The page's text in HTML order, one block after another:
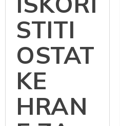
STITI
OSTAT
KE
HRAN